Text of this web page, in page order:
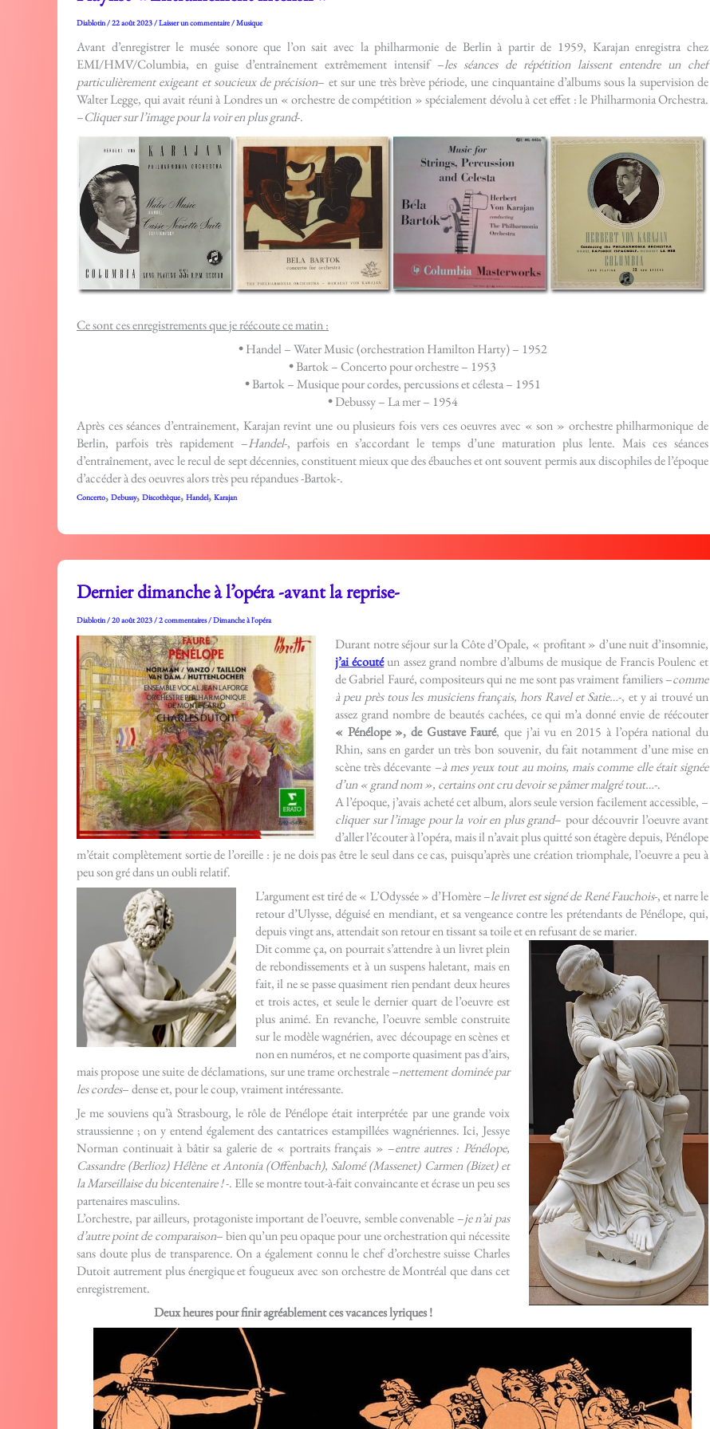
Diablotin/22 août 2023/Laisser un commentaire/Musique
Avant d’enregistrer le musée sonore que l’on sait avec la philharmonie de Berlin à partir de 1959, Karajan enregistra chez
EMI/HMV/Columbia, en guise d’entraînement extrêmement intensif –les séances de répétition laissent entendre un chef
particulièrement exigeant et soucieux de précision– et sur une très brève période, une cinquantaine d’albums sous la supervision de
Walter Legge, qui avait réuni à Londres un « orchestre de compétition » spécialement dévolu à cet effet : le Philharmonia Orchestra.
–Cliquer sur l’image pour la voir en plus grand-.
Ce sont ces enregistrements que je réécoute ce matin :
•Handel – Water Music (orchestration Hamilton Harty) – 1952
•Bartok – Concerto pour orchestre – 1953
•Bartok – Musique pour cordes, percussions et célesta – 1951
•Debussy – La mer – 1954
Après ces séances d’entrainement, Karajan revint une ou plusieurs fois vers ces oeuvres avec « son » orchestre philharmonique de
Berlin, parfois très rapidement –Handel-, parfois en s’accordant le temps d’une maturation plus lente. Mais ces séances
d’entraînement, avec le recul de sept décennies, constituent mieux que des ébauches et ont souvent permis aux discophiles de l’époque
d’accéder à des oeuvres alors très peu répandues -Bartok-.
Concerto, Debussy, Discothèque, Handel, Karajan
Dernier dimanche à l’opéra -avant la reprise-
Diablotin/20 août 2023/2 commentaires/Dimanche à l'opéra
Durant notre séjour sur la Côte d’Opale, « profitant » d’une nuit d’insomnie,
j’ai écoutéun assez grand nombre d’albums de musique de Francis Poulenc et
de Gabriel Fauré, compositeurs qui ne me sont pas vraiment familiers –comme
à peu près tous les musiciens français, hors Ravel et Satie…-, et y ai trouvé un
assez grand nombre de beautés cachées, ce qui m’a donné envie de réécouter
« Pénélope », de Gustave Fauré, que j’ai vu en 2015 à l’opéra national du
Rhin, sans en garder un très bon souvenir, du fait notamment d’une mise en
scène très décevante –à mes yeux tout au moins, mais comme elle était signée
d’un « grand nom », certains ont cru devoir se pâmer malgré tout…-.
A l’époque, j’avais acheté cet album, alors seule version facilement accessible, –
cliquer sur l’image pour la voir en plus grand– pour découvrir l’oeuvre avant
d’aller l’écouter à l’opéra, mais il n’avait plus quitté son étagère depuis, Pénélope
m’était complètement sortie de l’oreille : je ne dois pas être le seul dans ce cas, puisqu’après une création triomphale, l’oeuvre a peu à
peu son gré dans un oubli relatif.
L’argument est tiré de « L’Odyssée » d’Homère –le livret est signé de René Fauchois-, et narre le
retour d’Ulysse, déguisé en mendiant, et sa vengeance contre les prétendants de Pénélope, qui,
depuis vingt ans, attendait son retour en tissant sa toile et en refusant de se marier.
Dit comme ça, on pourrait s’attendre à un livret plein
de rebondissements et à un suspens haletant, mais en
fait, il ne se passe quasiment rien pendant deux heures
et trois actes, et seule le dernier quart de l’oeuvre est
plus animé. En revanche, l’oeuvre semble construite
sur le modèle wagnérien, avec découpage en scènes et
non en numéros, et ne comporte quasiment pas d’airs,
mais propose une suite de déclamations, sur une trame orchestrale –nettement dominée par
les cordes– dense et, pour le coup, vraiment intéressante.
Je me souviens qu’à Strasbourg, le rôle de Pénélope était interprétée par une grande voix
straussienne ; on y entend également des cantatrices estampillées wagnériennes. Ici, Jessye
Norman continuait à bâtir sa galerie de « portraits français » –entre autres : Pénélope,
Cassandre (Berlioz) Hélène et Antonia (Offenbach), Salomé (Massenet) Carmen (Bizet) et
la Marseillaise du bicentenaire !-. Elle se montre tout-à-fait convaincante et écrase un peu ses
partenaires masculins.
L’orchestre, par ailleurs, protagoniste important de l’oeuvre, semble convenable –je n’ai pas
d’autre point de comparaison– bien qu’un peu opaque pour une orchestration qui nécessite
sans doute plus de transparence. On a également connu le chef d’orchestre suisse Charles
Dutoit autrement plus énergique et fougueux avec son orchestre de Montréal que dans cet
enregistrement.
Deux heures pour finir agréablement ces vacances lyriques !